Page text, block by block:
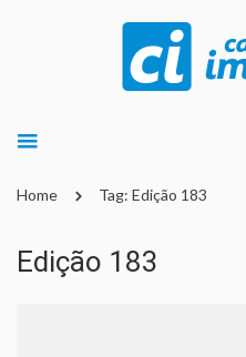
Home Tag: Edição 183
Edição 183